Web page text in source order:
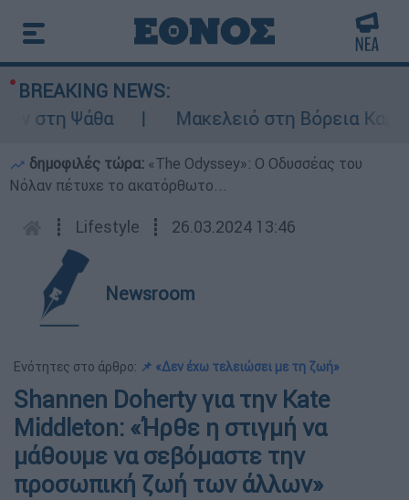
BREAKING NEWS:
Ψάθα
Μακελειό στη Βόρεια
δημοφιλές τώρα: «Τhe Odyssey»: Ο Οδυσσέας του
Νόλαν πέτυχε το ακατόρθωτο...
┋ Lifestyle ┋ 26.03.2024 13:46
Newsroom
Ενότητες στο άρθρο: 📌 «Δεν έχω τελειώσει με τη ζωή»
Shannen Doherty για την Kate
Middleton: «Ήρθε η στιγμή να
μάθουμε να σεβόμαστε την
προσωπική ζωή των άλλων»